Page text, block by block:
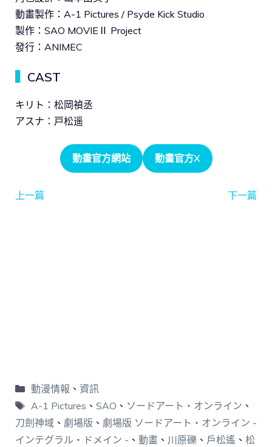
動畫製作：A-1 Pictures / Psyde Kick Studio
製作：SAO MOVIEⅡ Project
發行：ANIMEC
CAST
キリト：松岡禎丞
アスナ：戸松遥
動畫官方網站 動畫官方X
上一篇 下一篇
動漫情報 、 資訊
A-1 Pictures 、 SAO 、 ソードアート・オンライン 、
刀劍神域 、 劇場版 、 劇場版 ソードアート・オンライン -
インテグラル・ドメイン - 、 動畫 、 川原礫 、 戶松遙 、 松